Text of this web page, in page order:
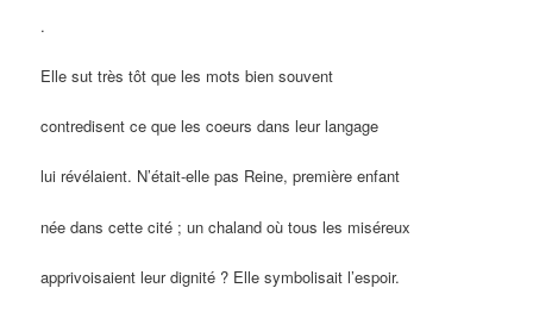
.
Elle sut très tôt que les mots bien souvent
contredisent ce que les coeurs dans leur langage
lui révélaient. N’était-elle pas Reine, première enfant
née dans cette cité ; un chaland où tous les miséreux
apprivoisaient leur dignité ? Elle symbolisait l’espoir.